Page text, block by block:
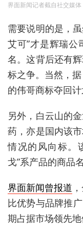
界面新闻记者截自社交媒体
需要说明的是，
艾可”才是辉瑞公
名。这背后还有
标之争。当然，
的伟哥商标夺回计
另外，白云山的
药，亦是国内该
情况的风向标。
戈”系产品的商品名
界面新闻曾报道
比优势与品牌推
期占据市场领先地